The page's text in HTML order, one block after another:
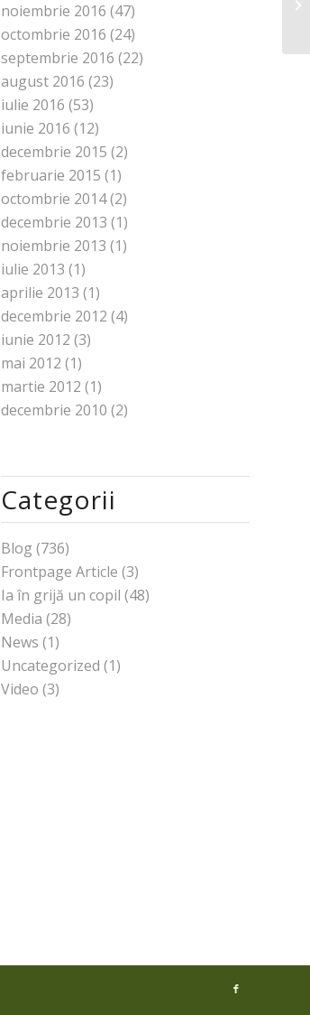
noiembrie 2016 (47)
octombrie 2016 (24)
septembrie 2016 (22)
august 2016 (23)
iulie 2016 (53)
iunie 2016 (12)
decembrie 2015 (2)
februarie 2015 (1)
octombrie 2014(2)
decembrie 2013 (1)
noiembrie 2013 (1)
iulie 2013 (1)
aprilie 2013 (1)
decembrie 2012 (4)
iunie 2012 (3)
mai 2012 (1)
martie 2012 (1)
decembrie 2010 (2)
Categorii
Blog (736)
Frontpage Article (3)
Ia în grijă un copil (48)
Media (28)
News (1)
Uncategorized (1)
Video (3)